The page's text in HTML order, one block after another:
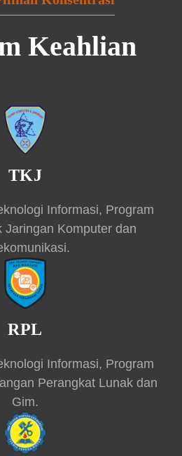
Keahlian
TKJ
Informasi, Program
Jaringan Komputer dan
RPL
Informasi, Program
Perangkat Lunak dan
Gim.